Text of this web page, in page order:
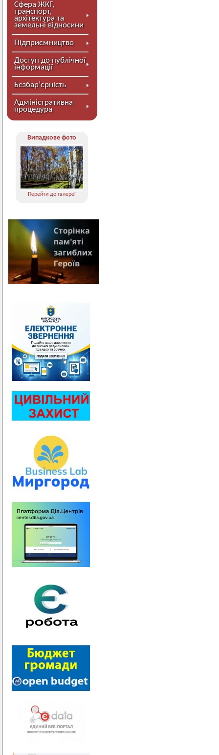
Сфера ЖКГ,
транспорт,
архітектура та
земельні відносини
Підприємництво
Доступ до публічної
інформації
Безбар’єрність
Адміністративна
процедура
Випадкове фото
Перейти до галереї